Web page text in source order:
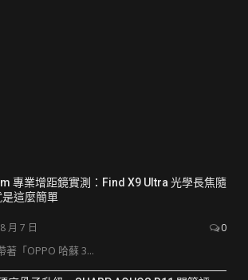
專業增距鏡實測：Find X9 Ultra 光學長焦隨
這麼簡單
月 7 日 0
「OPPO 哈蘇 3...